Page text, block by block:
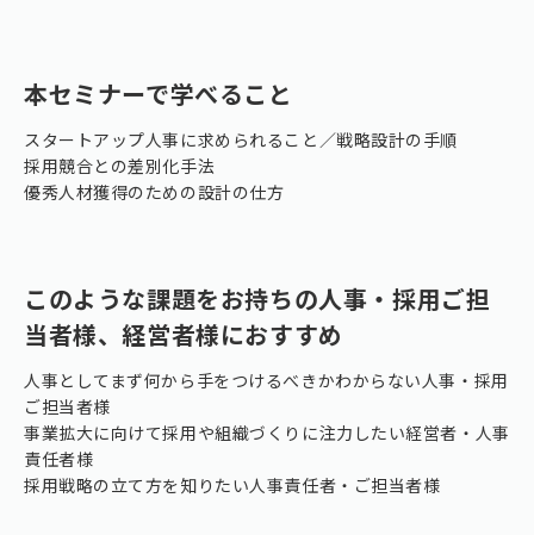
本セミナーで学べること
スタートアップ人事に求められること／戦略設計の手順
採用競合との差別化手法
優秀人材獲得のための設計の仕方
このような課題をお持ちの人事・採用ご担
当者様、経営者様におすすめ
人事としてまず何から手をつけるべきかわからない人事・採用
ご担当者様
事業拡大に向けて採用や組織づくりに注力したい経営者・人事
責任者様
採用戦略の立て方を知りたい人事責任者・ご担当者様